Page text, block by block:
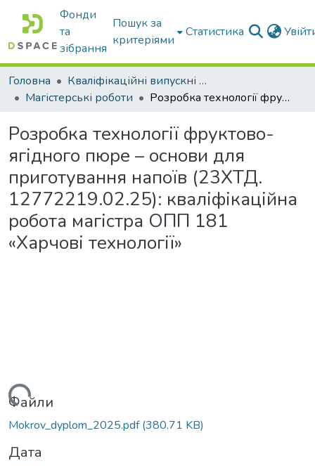
Фонди
та
зібрання
Пошук за
критеріями
Статистика
Головна
Кваліфікаційні випускні роботи бакалаврів і магістрів
Магістерські роботи
Розробка технології фруктово-ягідного пюре – основи для приготування напоїв (23ХТД. 12772219.02.25): кваліфікаційна робота магістра ОПП 181 «Харчові технології»
Розробка технології фруктово-
ягідного пюре – основи для
приготування напоїв (23ХТД.
12772219.02.25): кваліфікаційна
робота магістра ОПП 181
«Харчові технології»
Файли
Mokrov_dyplom_2025.pdf(380.71 KB)
Дата